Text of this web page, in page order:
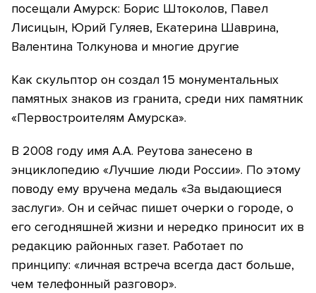
посещали Амурск: Борис Штоколов, Павел
Лисицын, Юрий Гуляев, Екатерина Шаврина,
Валентина Толкунова и многие другие
Как скульптор он создал 15 монументальных
памятных знаков из гранита, среди них памятник
«Первостроителям Амурска».
В 2008 году имя А.А. Реутова занесено в
энциклопедию «Лучшие люди России». По этому
поводу ему вручена медаль «За выдающиеся
заслуги». Он и сейчас пишет очерки о городе, о
его сегодняшней жизни и нередко приносит их в
редакцию районных газет. Работает по
принципу: «личная встреча всегда даст больше,
чем телефонный разговор».